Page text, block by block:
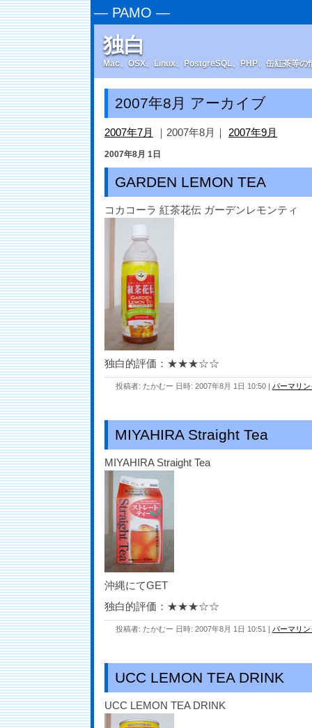
— PAMO —
独白
Mac、OSX、Linux、PostgreSQL、PHP、缶紅茶等の
2007年8月 アーカイブ
2007年7月 ｜2007年8月｜ 2007年9月
2007年8月 1日
GARDEN LEMON TEA
コカコーラ 紅茶花伝 ガーデンレモンティ
独白的評価：★★★☆☆
投稿者: たかむー 日時: 2007年8月 1日 10:50 | パーマリン
MIYAHIRA Straight Tea
MIYAHIRA Straight Tea
沖縄にてGET
独白的評価：★★★☆☆
投稿者: たかむー 日時: 2007年8月 1日 10:51 | パーマリン
UCC LEMON TEA DRINK
UCC LEMON TEA DRINK